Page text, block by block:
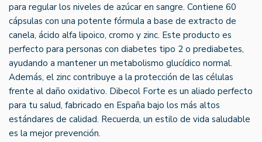
para regular los niveles de azúcar en sangre. Contiene 60
cápsulas con una potente fórmula a base de extracto de
canela, ácido alfa lipoico, cromo y zinc. Este producto es
perfecto para personas con diabetes tipo 2 o prediabetes,
ayudando a mantener un metabolismo glucídico normal.
Además, el zinc contribuye a la protección de las células
frente al daño oxidativo. Dibecol Forte es un aliado perfecto
para tu salud, fabricado en España bajo los más altos
estándares de calidad. Recuerda, un estilo de vida saludable
es la mejor prevención.